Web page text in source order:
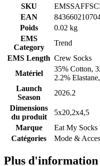
SKU
EAN
Poids
0.02 kg
EMS
Category
Trend
EMS Length Crew Socks
Matériel
35% Cotton,
2.2%
Launch
Season
2026.2
Dimensions
du produit
5x20,2x4,5
Marque
Eat My Socks
Catégories
Mode &
Plus d'information